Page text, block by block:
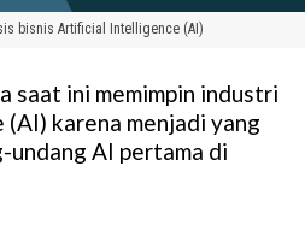
bisnis Artificial Intelligence (AI)
saat ini memimpin industri
karena menjadi yang
undang AI pertama di